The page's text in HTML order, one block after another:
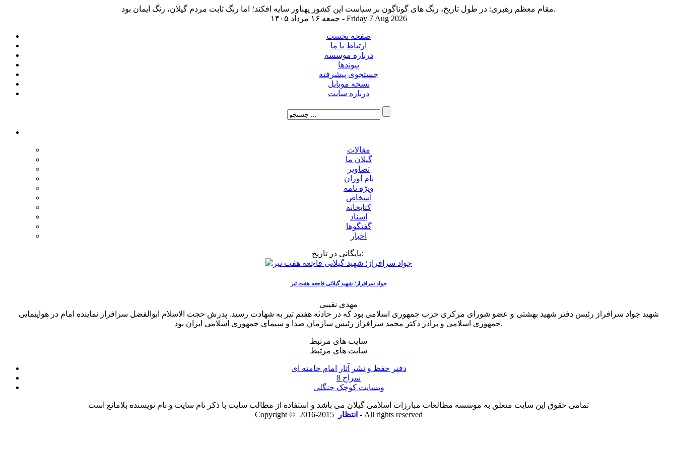
مقام معظم رهبری: در طول تاریخ، رنگ های گوناگون بر سیاست این کشور پهناور سایه افکند؛ اما رنگ ثابت مردم گیلان، رنگ ایمان بود.
جمعه ۱۶ مرداد ۱۴۰۵ - Friday 7 Aug 2026
صفحه نخست
ارتباط با ما
درباره موسسه
پیوندها
جستجوی پیشرفته
نسخه موبایل
درباره سایت
مقالات
گیلان ما
تصاویر
نام آوران
ویژه نامه
اشخاص
کتابخانه
اسناد
گفتگوها
اخبار
بایگانی در تاریخ:
جواد سرافراز؛ شهید گیلانی فاجعه هفت تیر
مهدی نقیبی
شهید جواد سرافراز رئیس دفتر شهید بهشتی و عضو شورای مرکزی حزب جمهوری اسلامی بود که در حادثه هفتم تیر به شهادت رسید. پدرش حجت‌ الاسلام ابوالفضل سرافراز نماینده امام در هواپیمایی
جمهوری اسلامی و برادر دکتر محمد سرافراز رئیس سازمان صدا و سیمای جمهوری اسلامی ایران بود.
سایت های مرتبط
سایت های مرتبط
دفتر حفظ و نشر آثار امام خامنه ای
سراج 8
وبسایت کوچک جنگلی
تمامی حقوق این سایت متعلق به موسسه مطالعات مبارزات اسلامی گیلان می باشد و استفاده از مطالب سایت با ذکر نام سایت و نام نویسنده بلامانع است
Copyright ©
انتظار 2015-2016 - All rights reserved